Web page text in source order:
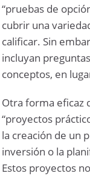
“pruebas de
cubrir una
calificar. Sin
incluyan
conceptos, en
Otra forma eficaz
“proyectos
la creación de un
inversión o la
Estos proyectos